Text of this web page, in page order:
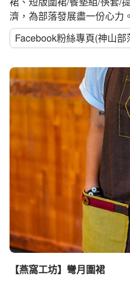
濟，為部落發展盡一份心力。
Facebook粉絲專頁(神山部
【燕窩工坊】彎月圍裙